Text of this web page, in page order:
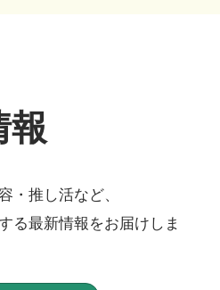
報
・推し活など、
る最新情報をお届けしま